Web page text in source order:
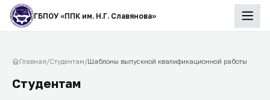
ГБПОУ «ППК им. Н.Г. Славянова»
Главная/Студентам/Шаблоны выпускной квалификационной работы
Студентам